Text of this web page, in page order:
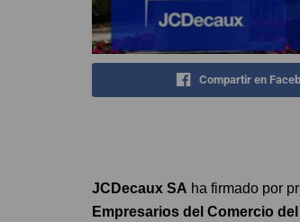
Compartir en
JCDecaux SA ha firmado por
Empresarios del Comercio